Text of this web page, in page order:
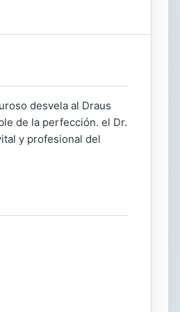
desvela al Draus
de la perfección. el Dr.
y profesional del